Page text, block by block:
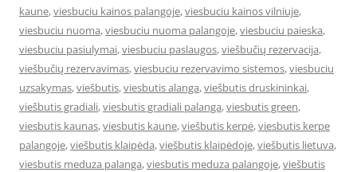
kaune,viesbuciu kainos palangoje,viesbuciu kainos vilniuje,
viesbuciu nuoma,viesbuciu nuoma palangoje,viesbuciu paieska,
viesbuciu pasiulymai,viesbuciu paslaugos,viešbučių rezervacija,
viešbučių rezervavimas,viesbuciu rezervavimo sistemos,viesbuciu
uzsakymas,viešbutis,viesbutis alanga,viešbutis druskininkai,
viešbutis gradiali,viesbutis gradiali palanga,viesbutis green,
viesbutis kaunas,viesbutis kaune,viešbutis kerpė,viesbutis kerpe
palangoje,viešbutis klaipėda,viešbutis klaipėdoje,viešbutis lietuva,
viesbutis meduza palanga,viesbutis meduza palangoje,viešbutis